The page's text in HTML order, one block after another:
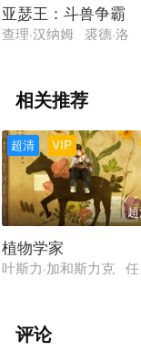
亚瑟王：斗兽争霸
查理·汉纳姆 裘德·洛
相关推荐
VIP
超清
植物学家
叶斯力·加和斯力克
评论